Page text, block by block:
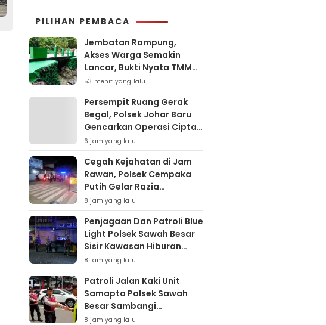
PILIHAN PEMBACA
Jembatan Rampung,
Akses Warga Semakin
Lancar, Bukti Nyata TMMD
Ke-129 Hadirkan Manfaat
untuk Kampung Sesor
53 menit yang lalu
Persempit Ruang Gerak
Begal, Polsek Johar Baru
Gencarkan Operasi Cipta
Kondisi Dini Hari
6 jam yang lalu
Cegah Kejahatan di Jam
Rawan, Polsek Cempaka
Putih Gelar Razia
Stasioner
8 jam yang lalu
Penjagaan Dan Patroli Blue
Light Polsek Sawah Besar
Sisir Kawasan Hiburan
Malam, Cegah Tawuran
dan Balap Liar
8 jam yang lalu
Patroli Jalan Kaki Unit
Samapta Polsek Sawah
Besar Sambangi
Kemenkeu, Pastikan
8 jam yang lalu